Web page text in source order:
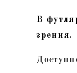
В
зрения.